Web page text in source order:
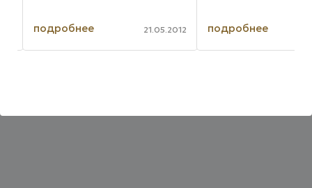
Инновационное покрытие
инструментов, а также ...
подробнее 21.05.2012
фрезы WRCX Wave и
подробнее